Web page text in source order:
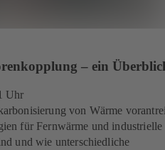
– ein
Uhr
von Wärme
für Fernwärme und industrielle
und wie unterschiedliche